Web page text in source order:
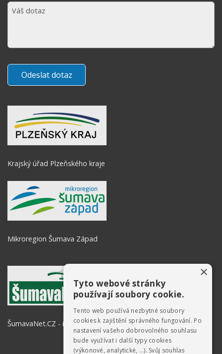
Krajský úřad Plzeňského kraje
Mikroregion Šumava Západ
ŠumavaNet.CZ - informace o regionu
×
Tyto webové stránky
používají soubory cookie.
Tento web používá nezbytné soubory
cookies k zajištění správného fungování. Po
nastavení vašeho dobrovolného souhlasu
bude využívat i další typy cookies
(výkonové, analytické, …). Svůj souhlas